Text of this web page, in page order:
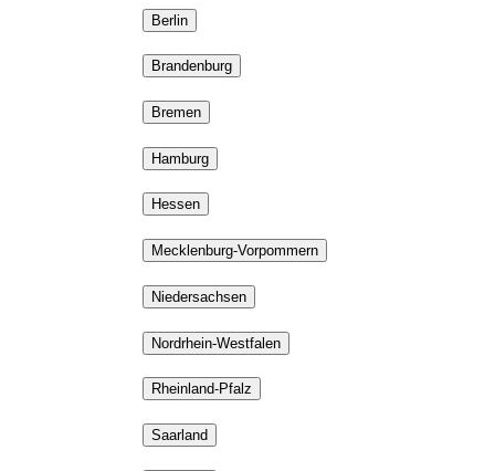
Berlin
Brandenburg
Bremen
Hamburg
Hessen
Mecklenburg-Vorpommern
Niedersachsen
Nordrhein-Westfalen
Rheinland-Pfalz
Saarland